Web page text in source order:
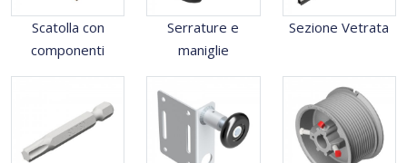
Scatolla con
componenti
Serrature e
maniglie
Sezione Vetrata